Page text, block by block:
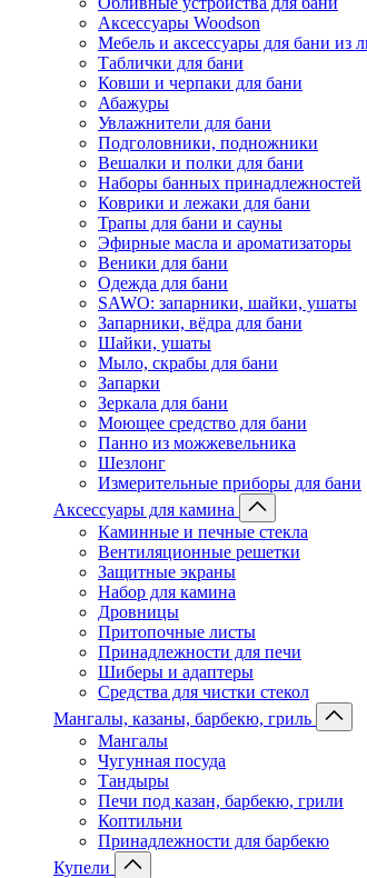
Аксессуары Woodson
Мебель и аксессуары для бани из
Таблички для бани
Ковши и черпаки для бани
Абажуры
Увлажнители для бани
Подголовники, подножники
Вешалки и полки для бани
Наборы банных принадлежностей
Коврики и лежаки для бани
Трапы для бани и сауны
Эфирные масла и ароматизаторы
Веники для бани
Одежда для бани
SAWO: запарники, шайки, ушаты
Запарники, вёдра для бани
Шайки, ушаты
Мыло, скрабы для бани
Запарки
Зеркала для бани
Моющее средство для бани
Панно из можжевельника
Шезлонг
Измерительные приборы для бани
Аксессуары для камина
Каминные и печные стекла
Вентиляционные решетки
Защитные экраны
Набор для камина
Дровницы
Притопочные листы
Принадлежности для печи
Шиберы и адаптеры
Средства для чистки стекол
Мангалы, казаны, барбекю, гриль
Мангалы
Чугунная посуда
Тандыры
Печи под казан, барбекю, грили
Коптильни
Принадлежности для барбекю
Купели